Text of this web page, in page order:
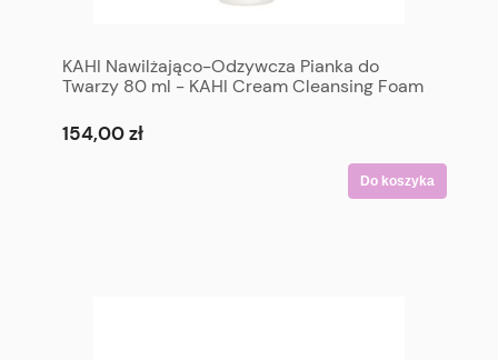
KAHI Nawilżająco-Odzywcza Pianka do
Twarzy 80 ml - KAHI Cream Cleansing Foam
154,00 zł
Do koszyka